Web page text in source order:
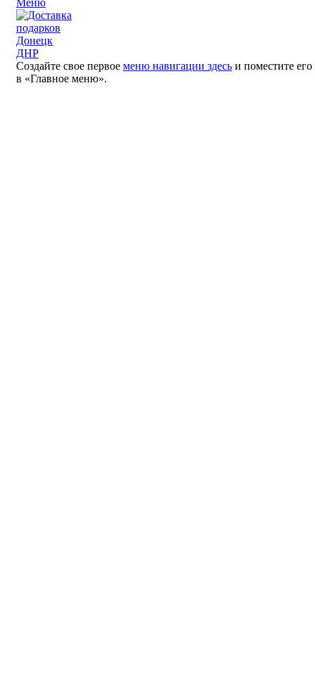
Меню
Создайте свое первое меню навигации здесь и поместите его
в «Главное меню».